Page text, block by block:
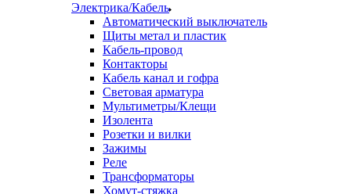
Электрика/Кабель
Автоматический выключатель
Щиты метал и пластик
Кабель-провод
Контакторы
Кабель канал и гофра
Световая арматура
Мультиметры/Клещи
Изолента
Розетки и вилки
Зажимы
Реле
Трансформаторы
Хомут-стяжка